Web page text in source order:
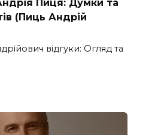
Пиця: Думки та
(Пиць Андрій
відгуки: Огляд та